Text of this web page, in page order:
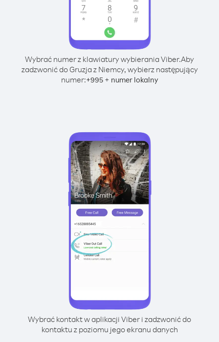
Wybrać numer z klawiatury wybierania Viber.Aby
zadzwonić do Gruzja z Niemcy, wybierz następujący
numer:+995+ numer lokalny
Wybrać kontakt w aplikacji Viber i zadzwonić do
kontaktu z poziomu jego ekranu danych